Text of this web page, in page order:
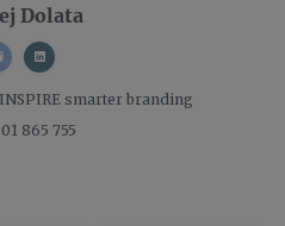
Dolata
INSPIRE smarter branding
865 755